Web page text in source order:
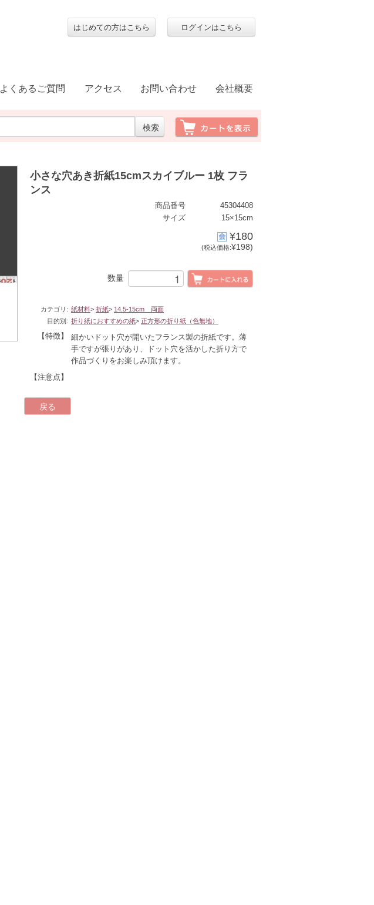
ログインはこちら
はじめての方はこちら
よくあるご質問 アクセス お問い合わせ 会社概要
小さな穴あき折紙15cmスカイブルー 1枚 フラ
ンス
45304408
商品番号
15×15cm
サイズ
¥180
(税込価格:¥198)
数量
カテゴリ: 紙材料> 折紙> 14.5-15cm 両面
目的別: 折り紙におすすめの紙> 正方形の折り紙（色無地）
【特徴】
細かいドット穴が開いたフランス製の折紙です。薄
手ですが張りがあり、ドット穴を活かした折り方で
作品づくりをお楽しみ頂けます。
【注意点】